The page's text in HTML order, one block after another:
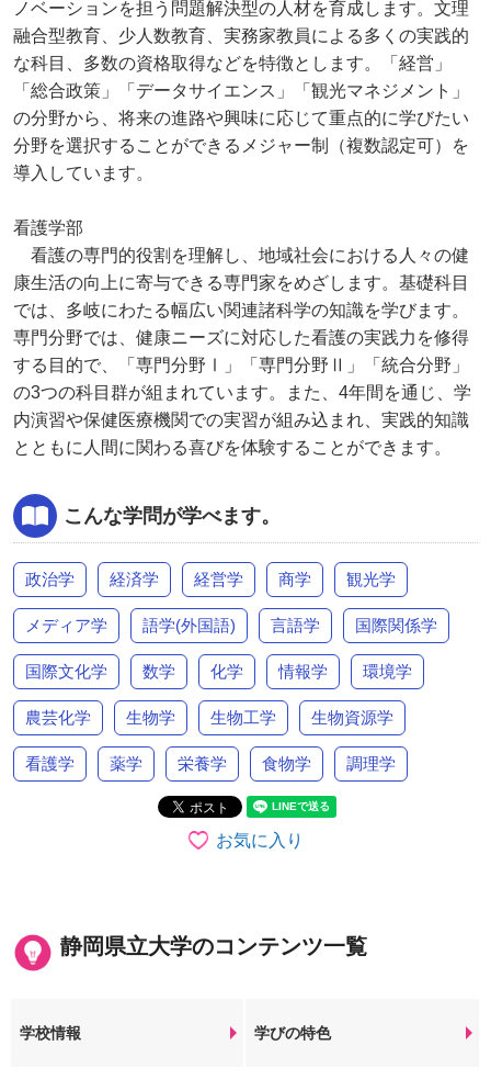
ノベーションを担う問題解決型の人材を育成します。文理
融合型教育、少人数教育、実務家教員による多くの実践的
な科目、多数の資格取得などを特徴とします。「経営」
「総合政策」「データサイエンス」「観光マネジメント」
の分野から、将来の進路や興味に応じて重点的に学びたい
分野を選択することができるメジャー制（複数認定可）を
導入しています。
看護学部
看護の専門的役割を理解し、地域社会における人々の健
康生活の向上に寄与できる専門家をめざします。基礎科目
では、多岐にわたる幅広い関連諸科学の知識を学びます。
専門分野では、健康ニーズに対応した看護の実践力を修得
する目的で、「専門分野Ⅰ」「専門分野Ⅱ」「統合分野」
の3つの科目群が組まれています。また、4年間を通じ、学
内演習や保健医療機関での実習が組み込まれ、実践的知識
とともに人間に関わる喜びを体験することができます。
こんな学問が学べます。
政治学 経済学 経営学 商学 観光学
メディア学 語学(外国語) 言語学 国際関係学
国際文化学 数学 化学 情報学 環境学
農芸化学 生物学 生物工学 生物資源学
看護学 薬学 栄養学 食物学 調理学
お気に入り
静岡県立大学のコンテンツ一覧
学校情報 学びの特色